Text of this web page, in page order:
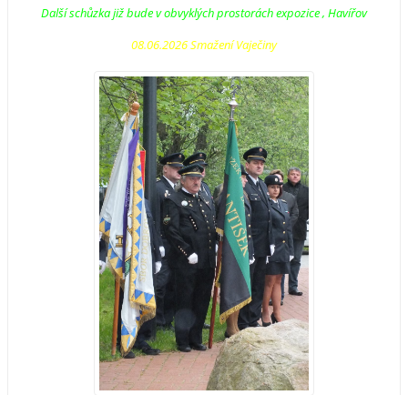
Další schůzka již bude v obvyklých prostorách expozice , Havířov
08.06.2026 Smažení Vaječiny